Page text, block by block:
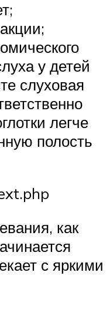
у детей
слуховая
легче
полость
как
с яркими